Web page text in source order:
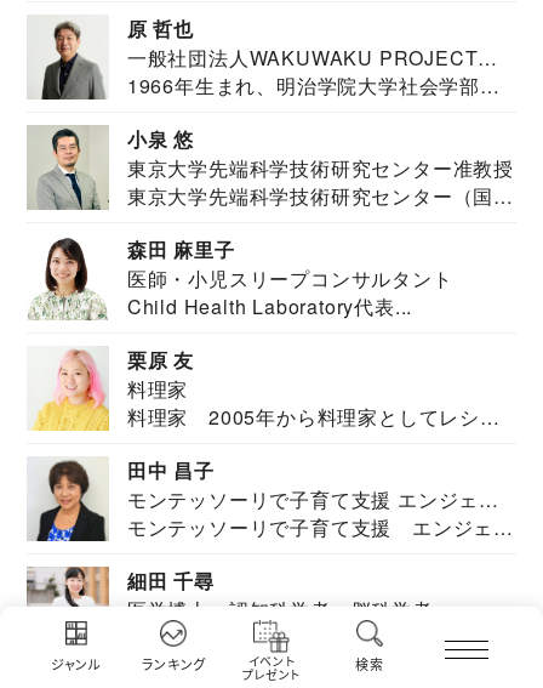
ジャンル ランキング イベント
プレゼント
検索
原 哲也
一般社団法人WAKUWAKU PROJECT
JAPAN代表・言語聴覚士・社会福祉士
1966年生まれ、明治学院大学社会学部福
小泉 悠
東京大学先端科学技術研究センター准教授
東京大学先端科学技術研究センター（国際
森田 麻里子
医師・小児スリープコンサルタント
Child Health Laboratory代表...
栗原 友
料理家
料理家 2005年から料理家としてレシピ
田中 昌子
モンテッソーリで子育て支援 エンジェル
ズハウス研究所所長
モンテッソーリで子育て支援 エンジェル
細田 千尋
医学博士・認知科学者・脳科学者
東北大学加齢医学研究所及び、東北大学大
学院情報科学...